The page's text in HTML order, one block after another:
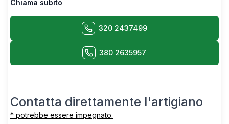
Chiama subito
320 2437499
380 2635957
Contatta direttamente l'artigiano
* potrebbe essere impegnato.